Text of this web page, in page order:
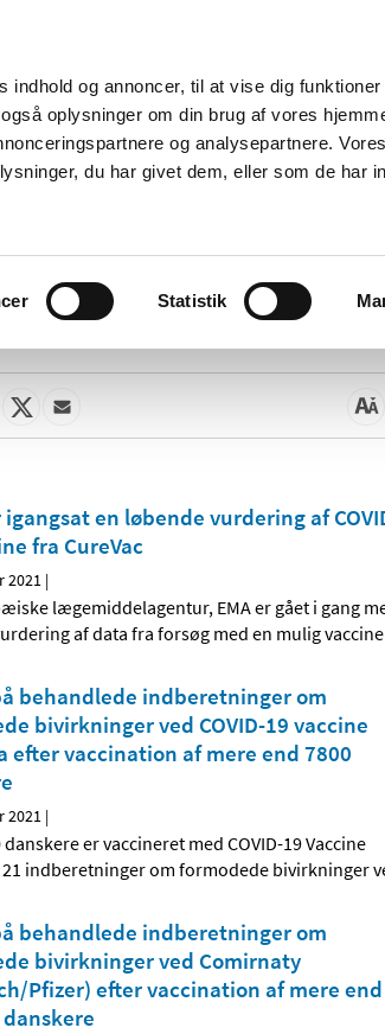
indhold og annoncer, til at vise dig
oplysninger om din brug af vores
og analysepartnere.
du har givet dem, eller som de har
Statistik
Nyheder Om os
Tilskud og
Apoteker og salg af
igangsat en løbende vurdering af
fra CureVac
2021 |
lægemiddelagentur, EMA er gået i gang
af data fra forsøg med en mulig vaccine
behandlede indberetninger om
bivirkninger ved COVID-19 vaccine
efter vaccination af mere end 7800
2021 |
danskere er vaccineret med COVID-19 Vaccine
indberetninger om formodede bivirkninger
behandlede indberetninger om
bivirkninger ved Comirnaty
Pfizer) efter vaccination af mere end